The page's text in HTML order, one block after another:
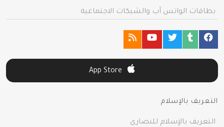
بطاقات الواتس آب والشبكات الاجتماعية
التعريف بالإسلام
التعريف بالإسلام للنصارى